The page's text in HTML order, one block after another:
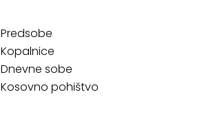
Predsobe
Kopalnice
Dnevne sobe
Kosovno pohištvo